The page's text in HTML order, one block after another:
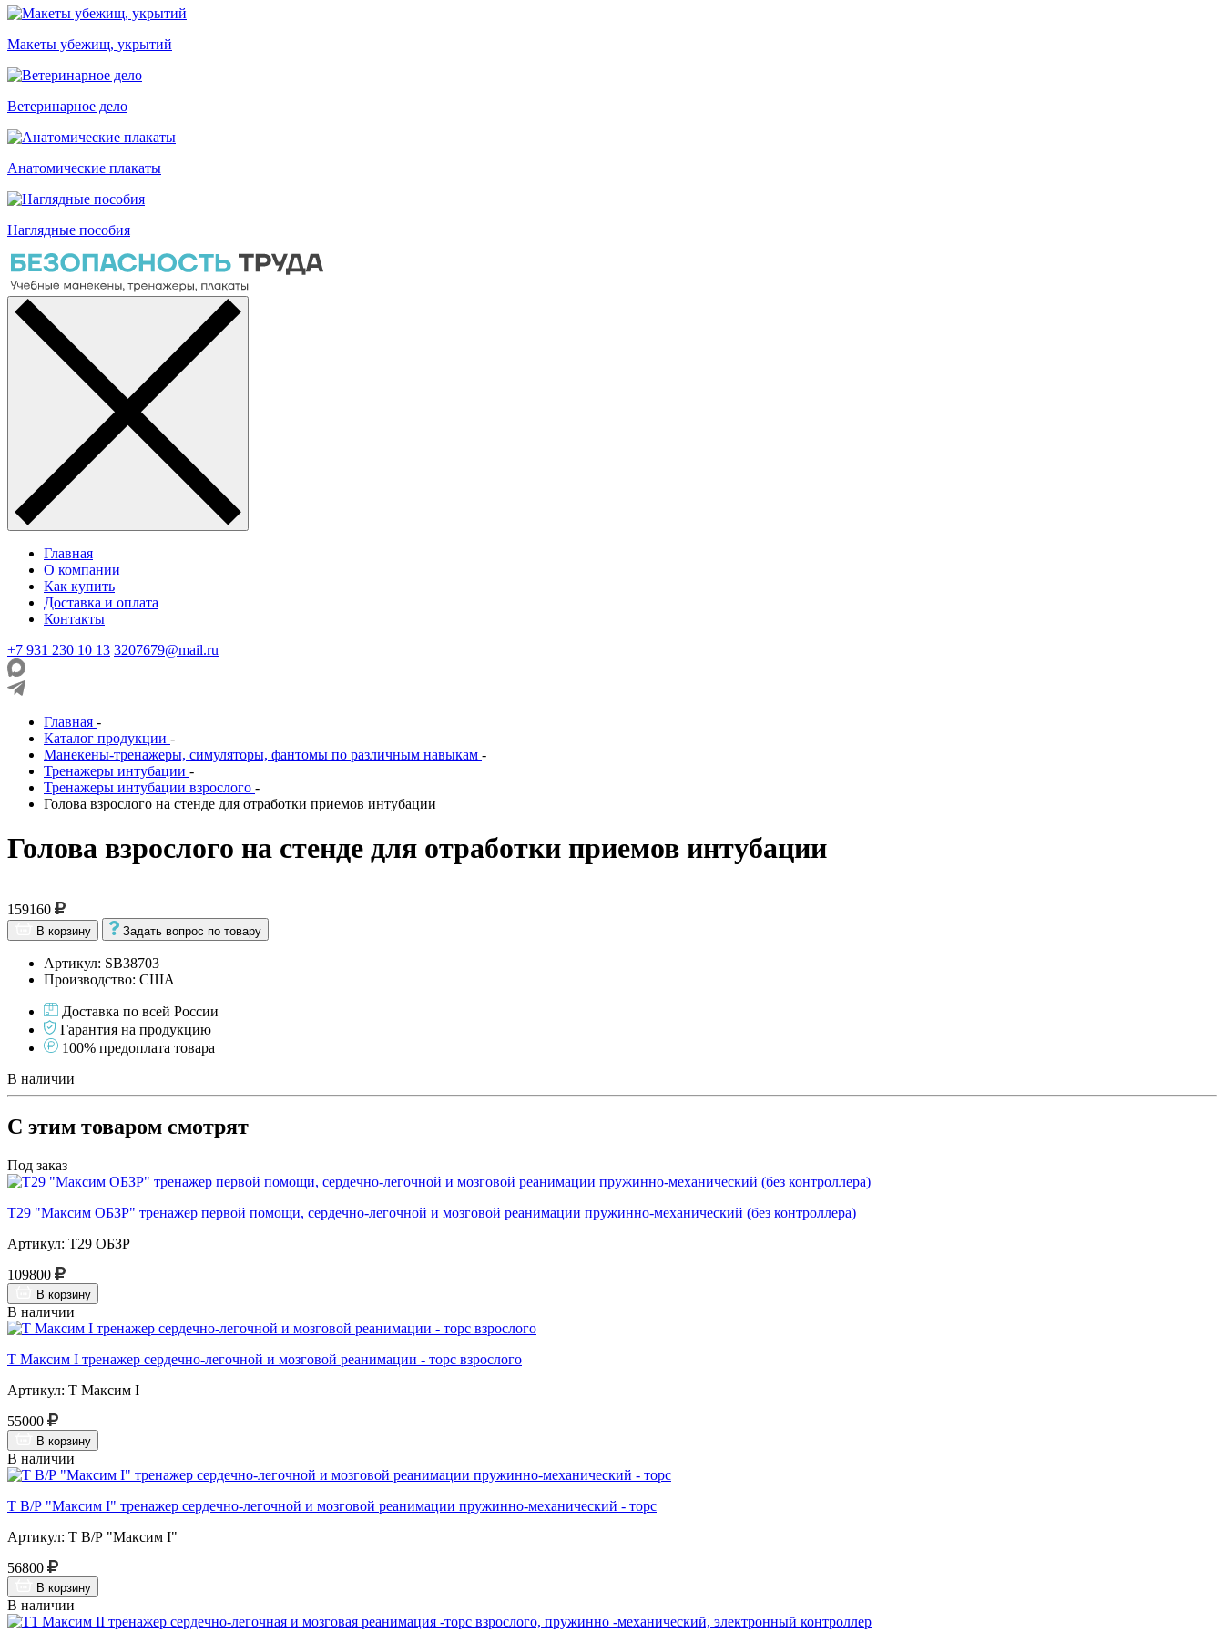
Макеты убежищ, укрытий
Ветеринарное дело
Анатомические плакаты
Наглядные пособия
Главная
О компании
Как купить
Доставка и оплата
Контакты
+7 931 230 10 13 3207679@mail.ru
Главная -
Каталог продукции -
Манекены-тренажеры, симуляторы, фантомы по различным навыкам -
Тренажеры интубации -
Тренажеры интубации взрослого -
Голова взрослого на стенде для отработки приемов интубации
Голова взрослого на стенде для отработки приемов интубации
159160
В корзину Задать вопрос по товару
Артикул: SB38703
Производство: США
Доставка по всей России
Гарантия на продукцию
100% предоплата товара
В наличии
С этим товаром смотрят
Под заказ
Т29 "Максим ОБЗР" тренажер первой помощи, сердечно-легочной и мозговой реанимации пружинно-механический (без контроллера)
Артикул: Т29 ОБЗР
109800
В корзину
В наличии
Т Максим I тренажер сердечно-легочной и мозговой реанимации - торс взрослого
Артикул: Т Максим I
55000
В корзину
В наличии
Т В/Р "Максим I" тренажер сердечно-легочной и мозговой реанимации пружинно-механический - торс
Артикул: Т В/Р "Максим I"
56800
В корзину
В наличии